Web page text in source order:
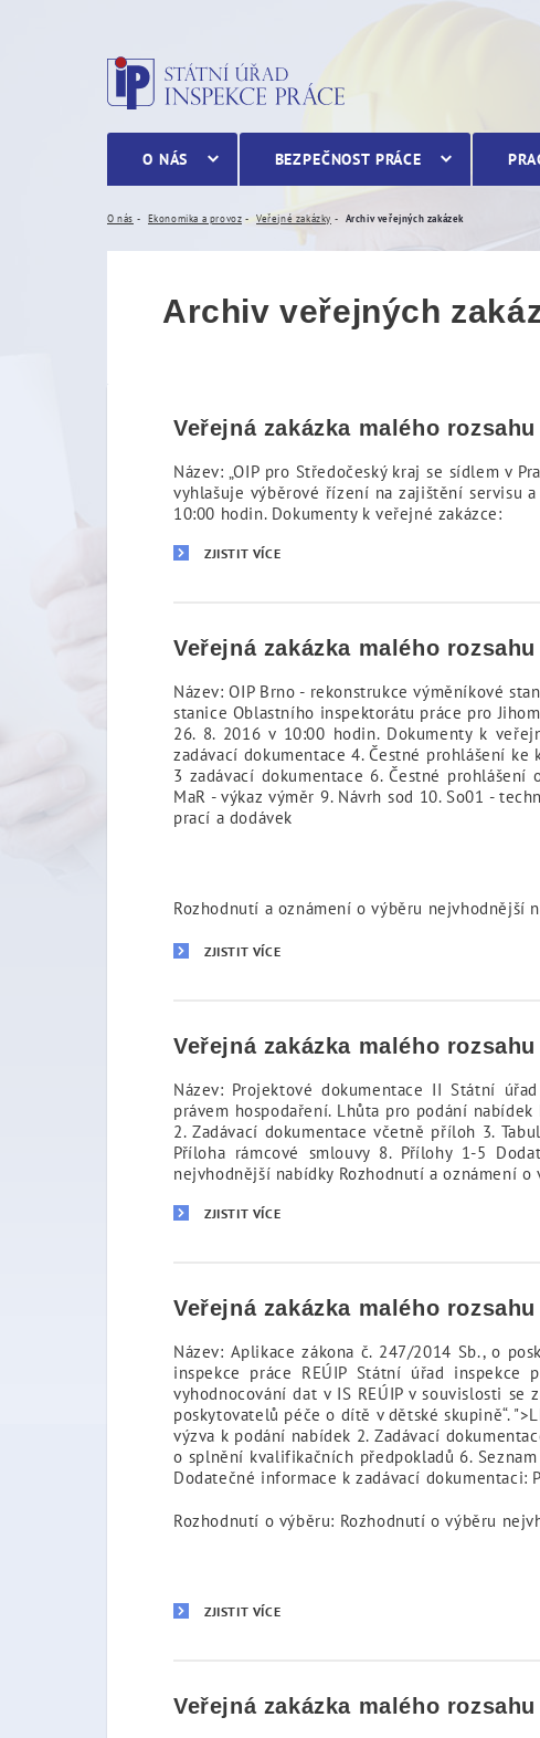
Archiv veřejných zakázek
O NÁS BEZPEČNOST PRÁCE
O nás Ekonomika a provoz Veřejné zakázky Archiv veřejných zakázek
Archiv veřejných
Veřejná zakázka malého
Název: „OIP pro Středočeský kraj se sídlem v
vyhlašuje výběrové řízení na zajištění servisu
10:00 hodin. Dokumenty k veřejné zakázce:
ZJISTIT VÍCE
Veřejná zakázka malého
Název: OIP Brno - rekonstrukce výměníkové
stanice Oblastního inspektorátu práce pro
26. 8. 2016 v 10:00 hodin. Dokumenty k
zadávací dokumentace 4. Čestné prohlášení
3 zadávací dokumentace 6. Čestné
MaR - výkaz výměr 9. Návrh sod 10. So01 -
prací a dodávek
Rozhodnutí a oznámení o výběru
ZJISTIT VÍCE
Veřejná zakázka malého
Název: Projektové dokumentace II Státní
právem hospodaření. Lhůta pro podání
2. Zadávací dokumentace včetně příloh 3.
Příloha rámcové smlouvy 8. Přílohy 1-5
nejvhodnější nabídky Rozhodnutí a oznámení
ZJISTIT VÍCE
Veřejná zakázka malého
Název: Aplikace zákona č. 247/2014 Sb., o
inspekce práce REÚIP Státní úřad
vyhodnocování dat v IS REÚIP v souvislosti
poskytovatelů péče o dítě v dětské skupině“.
výzva k podání nabídek 2. Zadávací
o splnění kvalifikačních předpokladů 6.
Dodatečné informace k zadávací
Rozhodnutí o výběru: Rozhodnutí o výběru
ZJISTIT VÍCE
Veřejná zakázka malého